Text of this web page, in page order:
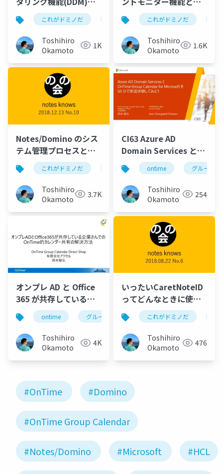
ついて これがドミノだ ontime hcl domino
Toshihiro
Okamoto
1K
は？
これがドミノだ
Toshihiro
Okamoto
1.6K
Notes/Domino のシス
テム管理プロセスと
は？
これがドミノだ ontime hcl domino
Toshihiro
Okamoto
3.7K
CI63 Azure AD
Domain Services と
OnTime Group
Calendar for
Microsoft を 50 分で実
装体験してみよう
ontime グループ
Toshihiro
Okamoto
254
オンプレ AD と Office
365 が共存している企
業さんでの OnTime 的
カレンダー共有の解決
方法
ontime グループカレンダー グループスケジュール
Toshihiro
Okamoto
4K
いったいCaretNoteID
ってどんなときに使う
のか？ これがドミノだ
Toshihiro
Okamoto
476
#OnTime #Domino
#OnTime Group Calendar
#Notes/Domino #Microsoft #HCL